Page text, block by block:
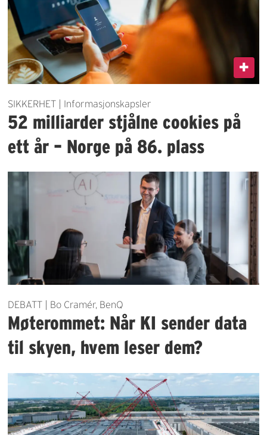
SIKKERHET | Informasjonskapsler
52 milliarder stjålne cookies på
ett år – Norge på 86. plass
DEBATT | Bo Cramér, BenQ
Møterommet: Når KI sender data
til skyen, hvem leser dem?